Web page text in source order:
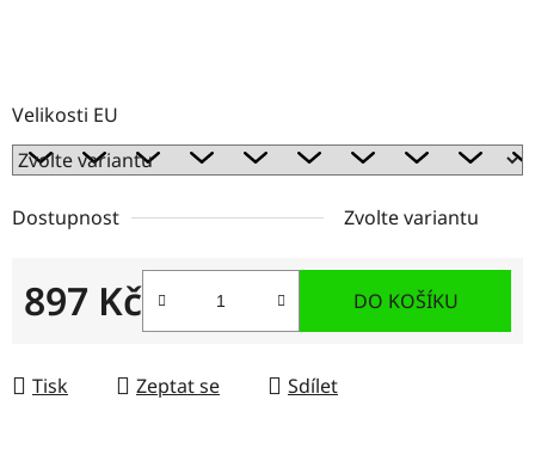
Velikosti EU
Dostupnost Zvolte variantu
897 Kč DO KOŠÍKU
Tisk Zeptat se Sdílet